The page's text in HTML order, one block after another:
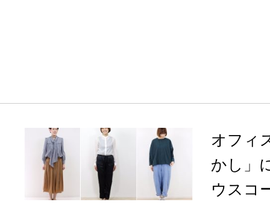
オフィ
かし」
ウスコ